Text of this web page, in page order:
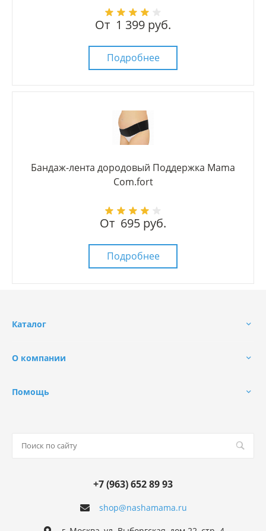
От 1 399 руб.
Подробнее
Бандаж-лента дородовый Поддержка Mama
Com.fort
От 695 руб.
Подробнее
Каталог
О компании
Помощь
shop@nashamama.ru
+7 (963) 652 89 93